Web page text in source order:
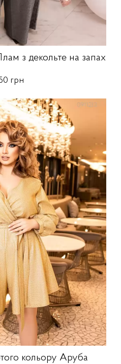
з декольте на запах
грн
кольору Аруба